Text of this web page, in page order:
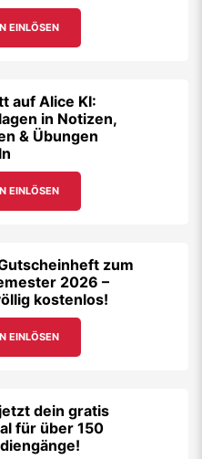
EINLÖSEN
auf Alice KI:
in Notizen,
& Übungen
EINLÖSEN
zum
2026 –
kostenlos!
EINLÖSEN
dein gratis
für über 150